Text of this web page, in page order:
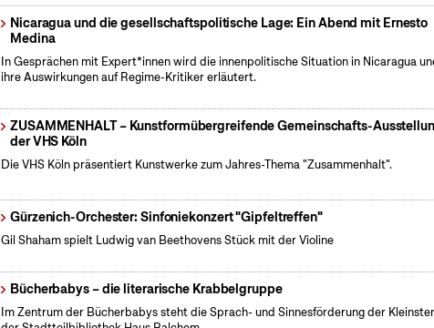
Nicaragua und die gesellschaftspolitische Lage: Ein Abend mit Ernesto
Medina
In Gesprächen mit Expert*innen wird die innenpolitische Situation in Nicaragua
ihre Auswirkungen auf Regime-Kritiker erläutert.
ZUSAMMENHALT – Kunstformübergreifende Gemeinschafts-
der VHS Köln
Die VHS Köln präsentiert Kunstwerke zum Jahres-Thema "Zusammenhalt".
Gürzenich-Orchester: Sinfoniekonzert "Gipfeltreffen"
Gil Shaham spielt Ludwig van Beethovens Stück mit der Violine
Bücherbabys – die literarische Krabbelgruppe
Im Zentrum der Bücherbabys steht die Sprach- und Sinnesförderung der